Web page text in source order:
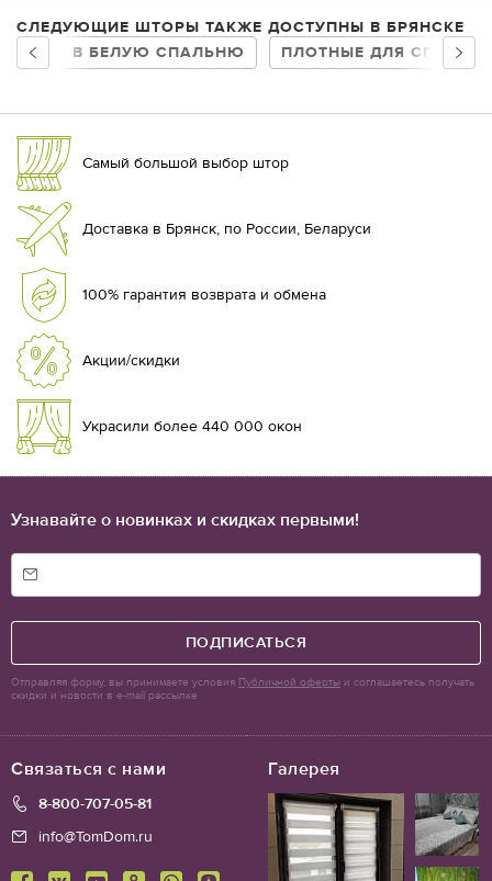
СЛЕДУЮЩИЕ ШТОРЫ ТАКЖЕ ДОСТУПНЫ В БРЯНСКЕ
В БЕЛУЮ СПАЛЬНЮ
ПЛОТНЫЕ ДЛЯ
Самый большой выбор штор
Доставка в Брянск, по России, Беларуси
100% гарантия возврата и обмена
Акции/скидки
Украсили более 440 000 окон
Галерея
Связаться с нами
8-800-707-05-81
info@TomDom.ru
Узнавайте о новинках и скидках первыми!
ПОДПИСАТЬСЯ
Отправляя форму, вы принимаете условия Публичной оферты и соглашаетесь получать
скидки и новости в e-mail рассылке